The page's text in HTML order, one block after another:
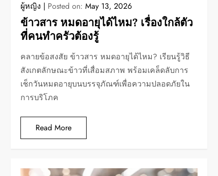
ผู้หญิง Posted on:May 13, 2026
ข้าวสาร หมดอายุได้ไหม? เรื่องใกล้ตัว
ที่คนทำครัวต้องรู้
คลายข้อสงสัย ข้าวสาร หมดอายุได้ไหม? เรียนรู้วิธี
สังเกตลักษณะข้าวที่เสื่อมสภาพ พร้อมเคล็ดลับการ
เช็กวันหมดอายุบนบรรจุภัณฑ์เพื่อความปลอดภัยใน
การบริโภค
Read More